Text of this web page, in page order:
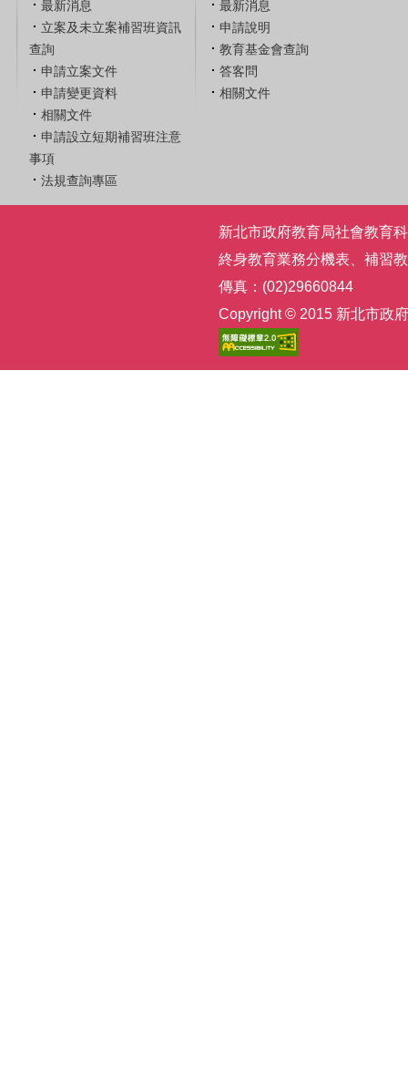
最新消息
立案及未立案補習班資訊
查詢
申請立案文件
申請變更資料
相關文件
申請設立短期補習班注意
事項
法規查詢專區
最新消息
申請說明
教育基金會查詢
答客問
相關文件
新北市政府教育局社會教育
終身教育業務分機表
補習
傳真：(02)29660844
Copyright © 2015 新北市政